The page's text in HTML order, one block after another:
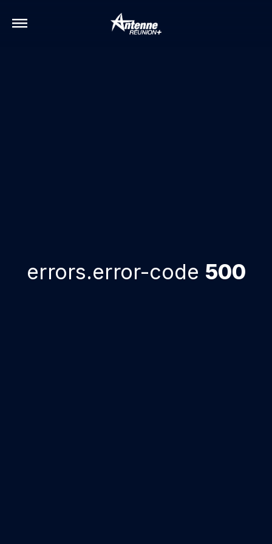
errors.error-code 500